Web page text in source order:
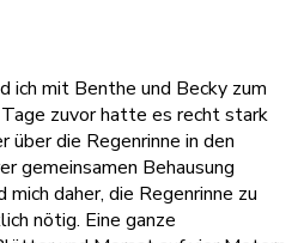
ich mit Benthe und Becky zum
zuvor hatte es recht stark
die Regenrinne in den
gemeinsamen Behausung
daher, die Regenrinne zu
nötig. Eine ganze